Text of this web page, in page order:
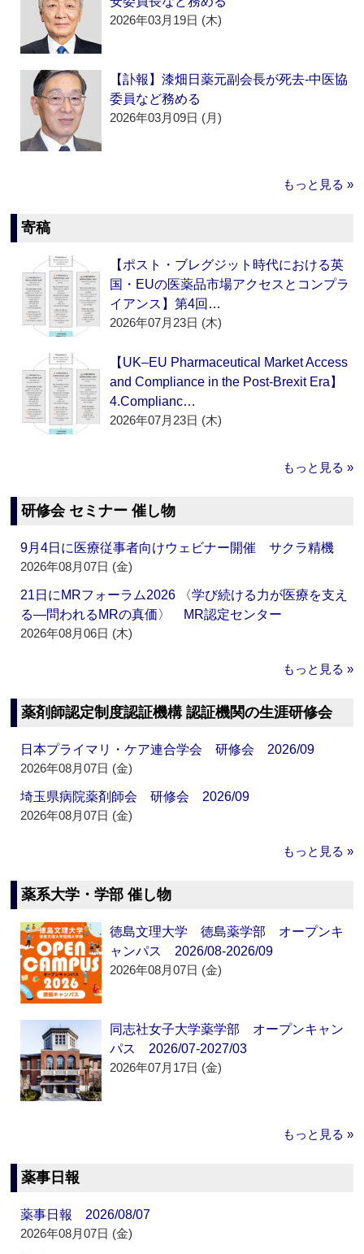
2026年03月19日 (木)
【訃報】漆畑日薬元副会長が死去‐中医協
委員など務める
2026年03月09日 (月)
もっと見る »
寄稿
【ポスト・ブレグジット時代における英
国・EUの医薬品市場アクセスとコンプラ
イアンス】第4回…
2026年07月23日 (木)
【UK–EU Pharmaceutical Market Access
and Compliance in the Post-Brexit Era】
4.Complianc…
2026年07月23日 (木)
もっと見る »
研修会 セミナー 催し物
9月4日に医療従事者向けウェビナー開催 サクラ精機
2026年08月07日 (金)
21日にMRフォーラム2026 〈学び続ける力が医療を支え
る―問われるMRの真価〉 MR認定センター
2026年08月06日 (木)
もっと見る »
薬剤師認定制度認証機構 認証機関の生涯研修会
日本プライマリ・ケア連合学会 研修会 2026/09
2026年08月07日 (金)
埼玉県病院薬剤師会 研修会 2026/09
2026年08月07日 (金)
もっと見る »
薬系大学・学部 催し物
徳島文理大学 徳島薬学部 オープンキ
ャンパス 2026/08-2026/09
2026年08月07日 (金)
同志社女子大学薬学部 オープンキャン
パス 2026/07-2027/03
2026年07月17日 (金)
もっと見る »
薬事日報
薬事日報 2026/08/07
2026年08月07日 (金)